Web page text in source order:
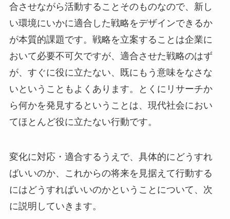
合させながら活動することそのものなので、新し
い環境にいかに適合した戦略をデザインできるか
が本質的課題です。戦略を立案することは企業に
おいて必要不可欠ですが、適合させた戦略のはず
が、すぐに役に立たない、既にもう意味をなさな
いということもよくあります。とくにリサーチか
ら何かを発見するということは、現代社会におい
てほとんど役に立たない行動です。
変化に対応・適合するうえで、具体的にどうすれ
ばいいのか、これからの将来を見据えて行動する
にはどうすればいいのかということについて、次
に説明していきます。